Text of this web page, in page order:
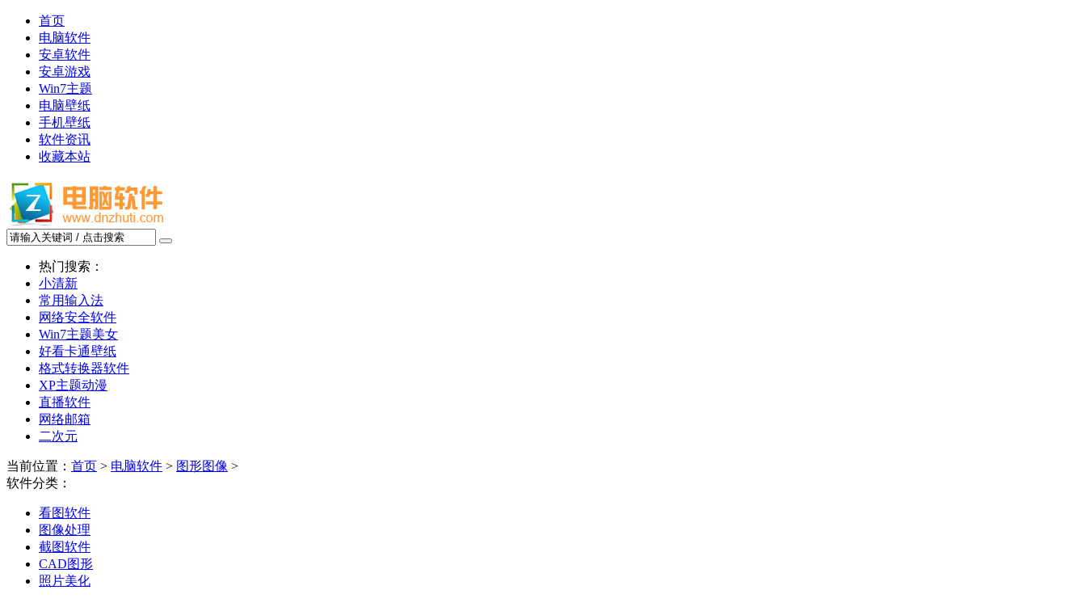
首页
电脑软件
安卓软件
安卓游戏
Win7主题
电脑壁纸
手机壁纸
软件资讯
收藏本站
热门搜索：
小清新
常用输入法
网络安全软件
Win7主题美女
好看卡通壁纸
格式转换器软件
XP主题动漫
直播软件
网络邮箱
二次元
当前位置： 首页 > 电脑软件 > 图形图像 >
软件分类：
看图软件
图像处理
截图软件
CAD图形
照片美化